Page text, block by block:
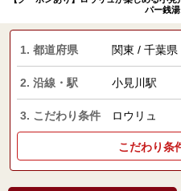
パー銭
1. 都道府県 関東 / 千葉県
2. 沿線・駅 小見川駅
3. こだわり条件 ロウリュ
こだわり条